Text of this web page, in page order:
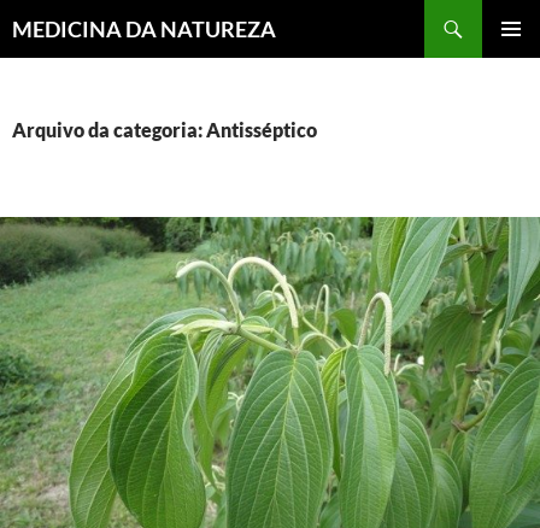
MEDICINA DA NATUREZA
CONTEÚDO
Arquivo da categoria: Antisséptico